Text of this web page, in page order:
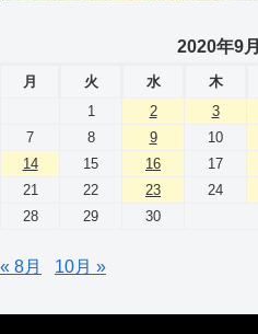
2020年9月
月 火 水 木
1
2 3
7
8 9 10
14
15 16 17
21
22 23 24
28
29 30
« 8月 10月 »